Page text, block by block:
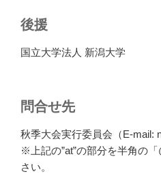
後援
国立大学法人 新潟大学
問合せ先
秋季大会実行委員会（E-mail:
※上記の”at”の部分を半角の
さい。